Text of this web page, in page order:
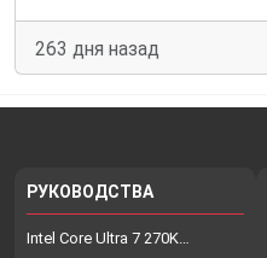
263 дня назад
РУКОВОДСТВА
Intel Core Ultra 7 270K…